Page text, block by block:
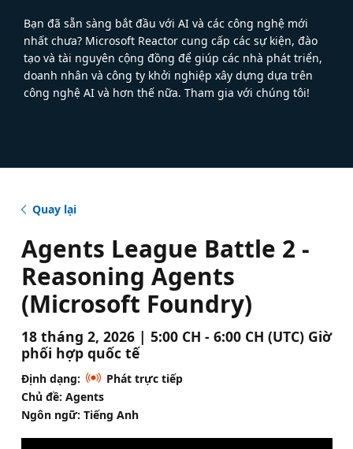
Bạn đã sẵn sàng bắt đầu với AI và các công nghệ mới
nhất chưa? Microsoft Reactor cung cấp các sự kiện, đào
tạo và tài nguyên cộng đồng để giúp các nhà phát triển,
doanh nhân và công ty khởi nghiệp xây dựng dựa trên
công nghệ AI và hơn thế nữa. Tham gia với chúng tôi!
Quay lại
Agents League Battle 2 -
Reasoning Agents
(Microsoft Foundry)
18 tháng 2, 2026 | 5:00 CH - 6:00 CH (UTC) Giờ
phối hợp quốc tế
Định dạng:
Phát trực tiếp
Chủ đề: Agents
Ngôn ngữ: Tiếng Anh